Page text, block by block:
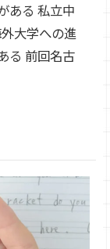
ある 私立中
大学への進
る 前回名古